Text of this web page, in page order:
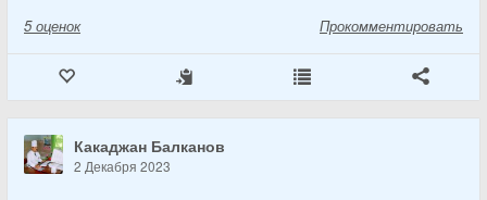
5 оценок Прокомментировать
Какаджан Балканов
2 Декабря 2023